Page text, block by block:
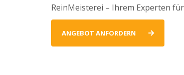
ReinMeisterei – Ihrem Experten
ANGEBOT ANFORDERN